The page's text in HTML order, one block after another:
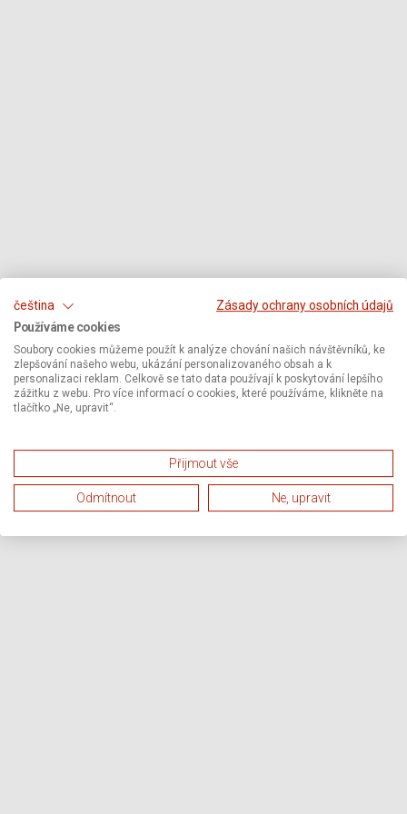
čeština
Zásady ochrany osobních údajů
Používáme cookies
Soubory cookies můžeme použít k analýze chování našich návštěvníků, ke
zlepšování našeho webu, ukázání personalizovaného obsah a k
personalizaci reklam. Celkově se tato data používají k poskytování lepšího
zážitku z webu. Pro více informací o cookies, které používáme, klikněte na
tlačítko „Ne, upravit“.
Přijmout vše
Odmítnout Ne, upravit